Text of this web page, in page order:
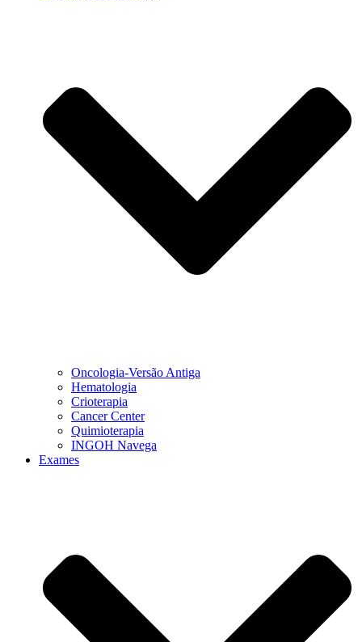
Oncologia-Versão Antiga
Hematologia
Crioterapia
Cancer Center
Quimioterapia
INGOH Navega
Exames